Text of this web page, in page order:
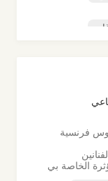
فرنسية
الخاصة بي